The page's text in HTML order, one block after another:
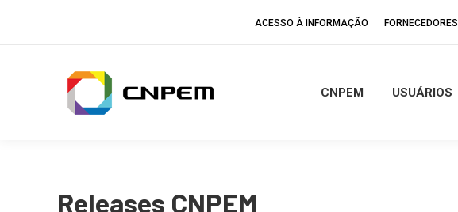
ACESSO À INFORMAÇÃO FORNECEDORES
CNPEM USUÁRIOS
Releases CNPEM